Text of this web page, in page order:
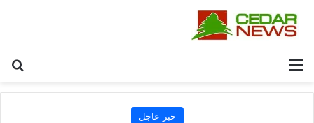
القائمة
خبر عاجل